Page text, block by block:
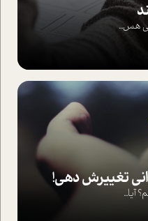
هس...
تغييرش دهي!‏
آيا...